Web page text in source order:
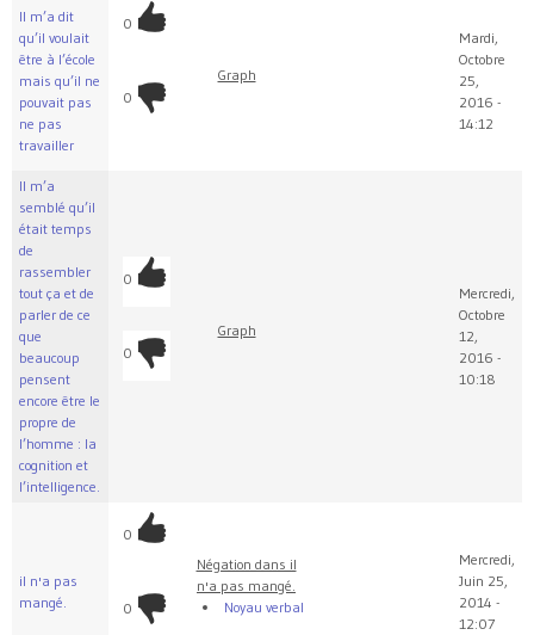
Il m’a dit
qu’il voulait
être à l’école
mais qu’il ne
pouvait pas
ne pas
travailler
0
0
Graph
Mardi,
Octobre
25,
2016 -
14:12
Il m’a
semblé qu’il
était temps
de
rassembler
tout ça et de
parler de ce
que
beaucoup
pensent
encore être le
propre de
l’homme : la
cognition et
l’intelligence.
0
0
Graph
Mercredi,
Octobre
12,
2016 -
10:18
il n'a pas
mangé.
0
0
Négation dans il
n'a pas mangé.
Noyau verbal
Mercredi,
Juin 25,
2014 -
12:07